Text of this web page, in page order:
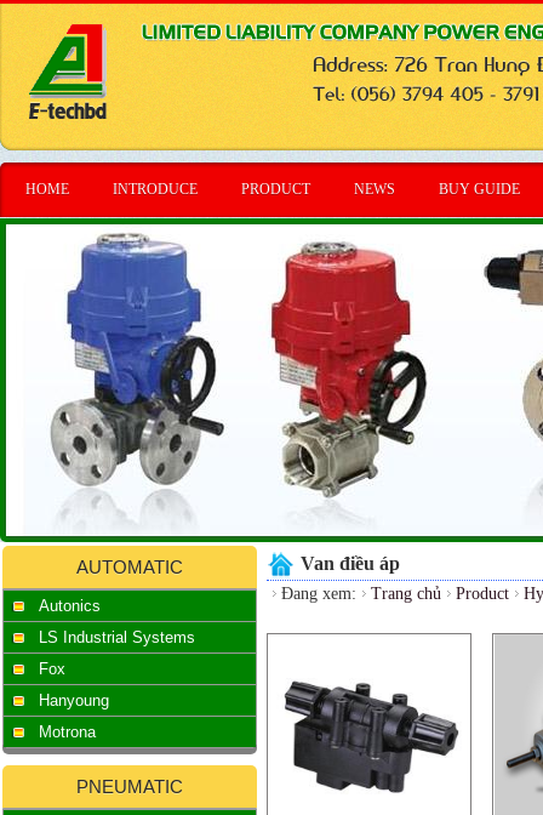
HOME INTRODUCE PRODUCT NEWS BUY GUIDE
AUTOMATIC
Autonics
LS Industrial Systems
Fox
Hanyoung
Motrona
PNEUMATIC
Van điều áp
Đang xem: Trang chủ Product